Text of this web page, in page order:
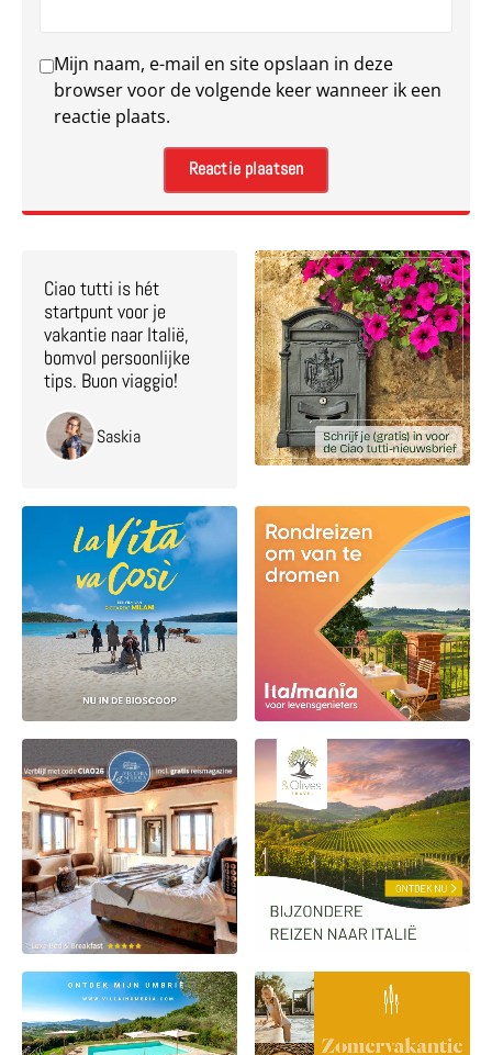
Mijn naam, e-mail en site opslaan in deze
browser voor de volgende keer wanneer ik een
reactie plaats.
Ciao tutti is hét
startpunt voor je
vakantie naar Italië,
bomvol persoonlijke
tips. Buon viaggio!
Saskia